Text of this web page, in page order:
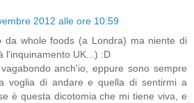
2012 alle ore 10:59
da whole foods (a Londra) ma niente di
l'inquinamento UK...) :D
anch'io, eppure sono sempre
voglia di andare e quella di sentirmi a
è questa dicotomia che mi tiene viva, e